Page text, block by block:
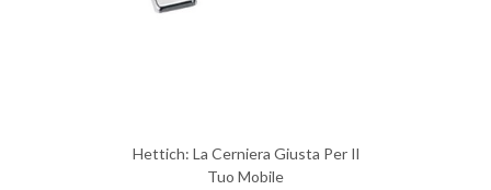
Hettich: La Cerniera Giusta Per Il
Tuo Mobile